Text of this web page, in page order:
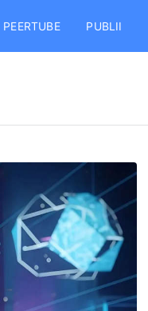
PEERTUBE PUBLII